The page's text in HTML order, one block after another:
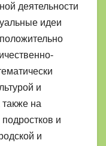
деятельности
идеи
и
на
и
и